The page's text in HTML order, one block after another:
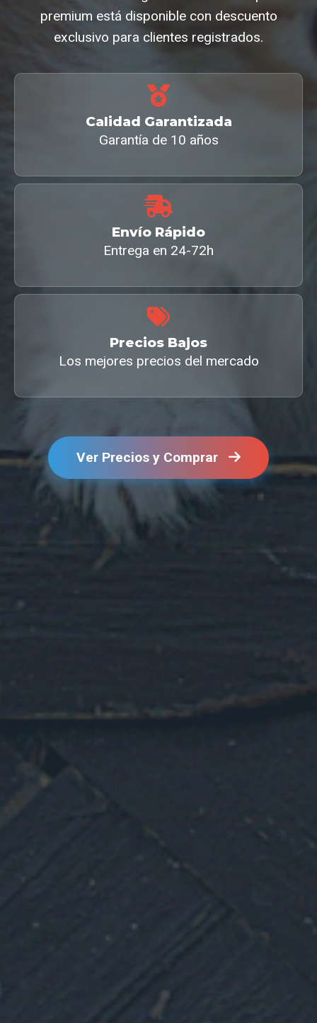
premium está disponible con descuento
exclusivo para clientes registrados.
Calidad Garantizada
Garantía de 10 años
Envío Rápido
Entrega en 24-72h
Precios Bajos
Los mejores precios del mercado
Ver Precios y Comprar